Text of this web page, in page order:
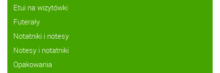
Etui na wizytówki
Futerały
Notatniki i notesy
Notesy i notatniki
Opakowania